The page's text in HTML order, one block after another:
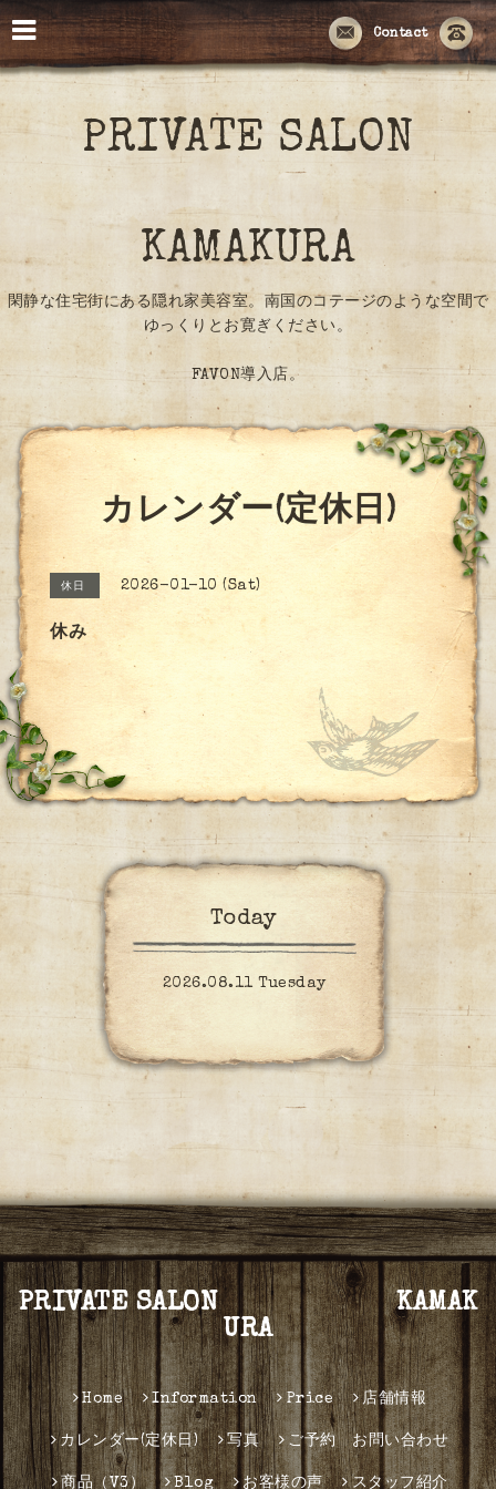
Contact
PRIVATE SALON
KAMAKURA
閑静な住宅街にある隠れ家美容室。南国のコテージのような空間で
ゆっくりとお寛ぎください。
FAVON導入店。
カレンダー(定休日)
休日 2026-01-10 (Sat)
休み
Today
2026.08.11 Tuesday
PRIVATE SALON KAMAK
URA
Home Information Price 店舗情報
カレンダー(定休日) 写真 ご予約 お問い合わせ
商品（V3） Blog お客様の声 スタッフ紹介